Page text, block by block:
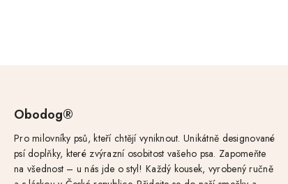
Obodog®
Pro milovníky psů, kteří chtějí vyniknout. Unikátně designované
psí doplňky, které zvýrazní osobitost vašeho psa. Zapomeňte
na všednost – u nás jde o styl! Každý kousek, vyrobený ručně